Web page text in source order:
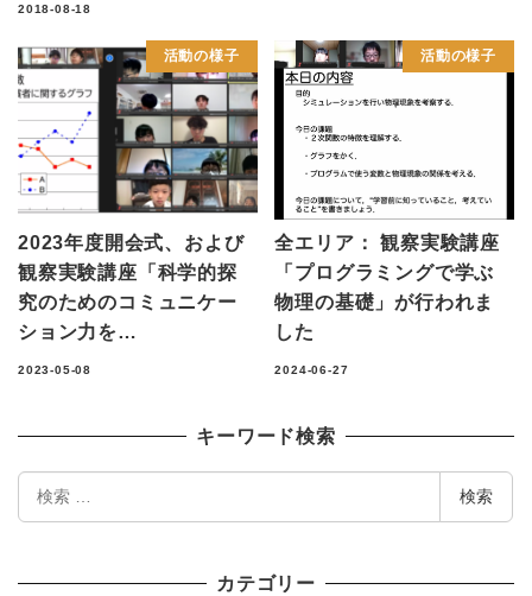
2018-08-18
活動の様子
2023年度開会式、および
観察実験講座「科学的探
究のためのコミュニケー
ション力を…
2023-05-08
活動の様子
全エリア： 観察実験講座
「プログラミングで学ぶ
物理の基礎」が行われま
した
2024-06-27
キーワード検索
索
検索
カテゴリー